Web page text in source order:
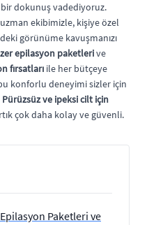
dokunuş vadediyoruz.
ekibimizle, kişiye özel
görünüme kavuşmanızı
epilasyon paketlerive
fırsatları ile her bütçeye
konforlu deneyimi sizler için
Pürüzsüz ve ipeksi cilt için
çok daha kolay ve güvenli.
Paketleri ve